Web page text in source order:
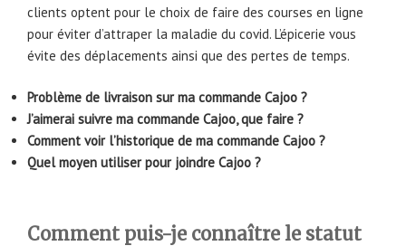
clients optent pour le choix de faire des courses en ligne
pour éviter d’attraper la maladie du covid. L’épicerie vous
évite des déplacements ainsi que des pertes de temps.
Problème de livraison sur ma commande Cajoo ?
J’aimerai suivre ma commande Cajoo, que faire ?
Comment voir l’historique de ma commande Cajoo ?
Quel moyen utiliser pour joindre Cajoo ?
Comment puis-je connaître le statut